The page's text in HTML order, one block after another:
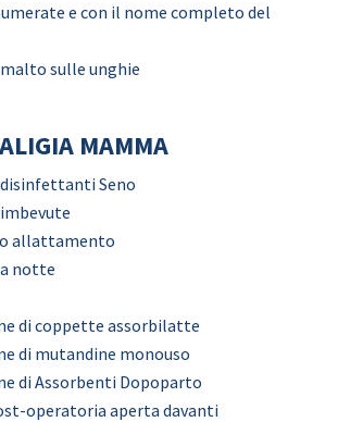
e con il nome completo del
sulle unghie
MAMMA
Seno
allattamento
notte
di coppette assorbilatte
di mutandine monouso
di Assorbenti Dopoparto
operatoria aperta davanti